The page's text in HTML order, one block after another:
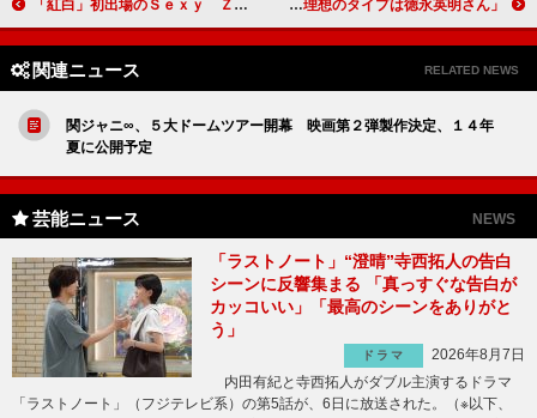
「紅白」初出場のＳｅｘｙ Ｚｏｎｅ “Ｓｅｘｙ”で“ド派手”なステージに ９ｎｉｎｅ佐武宇綺「恋愛したい」 「理想のタイプは徳永英明さん」
関連ニュース RELATED NEWS
関ジャニ∞、５大ドームツアー開幕 映画第２弾製作決定、１４年
夏に公開予定
芸能ニュース NEWS
「ラストノート」“澄晴”寺西拓人の告白
シーンに反響集まる 「真っすぐな告白が
カッコいい」「最高のシーンをありがと
う」
ドラマ
2026年8月7日
内田有紀と寺西拓人がダブル主演するドラマ
「ラストノート」（フジテレビ系）の第5話が、6日に放送された。（※以下、